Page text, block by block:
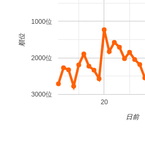
20
1000位
2000位
3000位
日前
順位